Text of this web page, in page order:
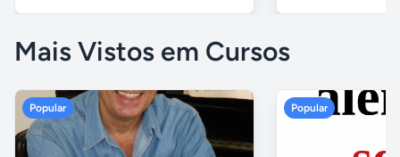
Mais Vistos em Cursos
Popular Popular